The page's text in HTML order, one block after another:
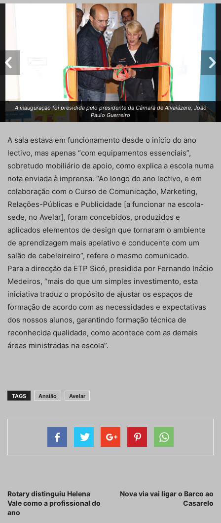
A inauguração foi presidida pelo presidente da Câmara de Alvaiázere, João
Paulo Guerreiro
A sala estava em funcionamento desde o início do ano
lectivo, mas apenas “com equipamentos essenciais”,
sobretudo mobiliário de apoio, como explica a escola numa
nota enviada à imprensa. “Ao longo do ano lectivo, e em
colaboração com o Curso de Comunicação, Marketing,
Relações-Públicas e Publicidade [a funcionar na escola-
sede, no Avelar], foram concebidos, produzidos e
aplicados elementos de design que tornaram o ambiente
de aprendizagem mais apelativo e conducente com um
salão de cabeleireiro”, refere o mesmo comunicado.
Para a direcção da ETP Sicó, presidida por Fernando Inácio
Medeiros, “mais do que um simples investimento, esta
iniciativa traduz o propósito de ajustar os espaços de
formação de acordo com as necessidades e expectativas
dos nossos alunos, garantindo formação técnica de
reconhecida qualidade, como acontece com as demais
áreas ministradas na escola”.
TAGS Ansião Avelar
Rotary distinguiu Helena
Vale como a profissional do
ano
Nova via vai ligar o Barco ao
Casarelo